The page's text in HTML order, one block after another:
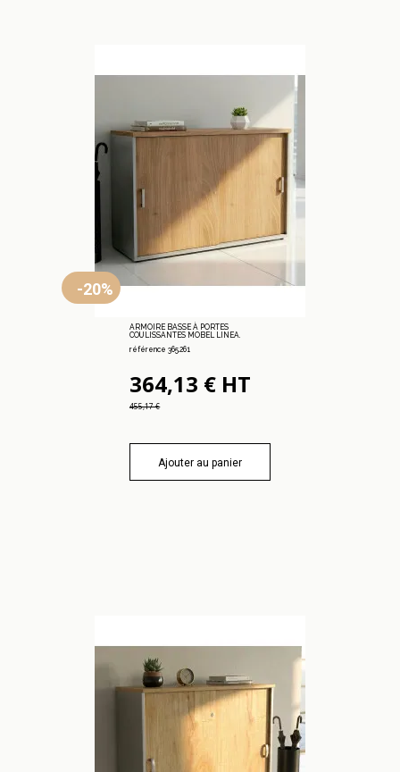
-20%
ARMOIRE BASSE À PORTES
COULISSANTES MOBEL LINEA.
référence 365.261
364,13 € HT
455,17 €
Ajouter au panier